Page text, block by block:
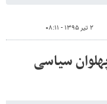
۲ تیر ۱۳۹۵ - ۰۸:۱۱
سیاسی